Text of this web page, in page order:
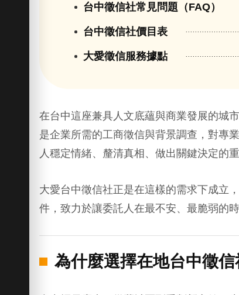
台中徵信社常見問題（FAQ）
台中徵信社價目表
大愛徵信服務據點
在台中這座兼具人文底蘊與商業發展的城
是企業所需的工商徵信與背景調查，對專
人穩定情緒、釐清真相、做出關鍵決定的重
大愛台中徵信社正是在這樣的需求下成立
件，致力於讓委託人在最不安、最脆弱的
為什麼選擇在地台中徵